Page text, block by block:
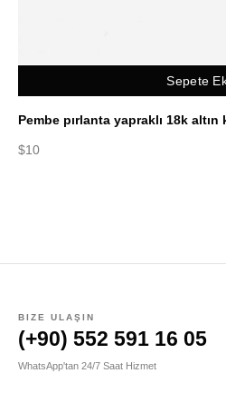
Sepete
Pembe pırlanta yapraklı 18k
$10
BIZE ULAŞIN
(+90) 552 591 16 05
WhatsApp'tan 24/7 Saat Hizmet